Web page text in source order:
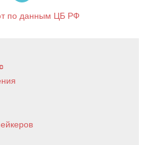
по данным ЦБ РФ